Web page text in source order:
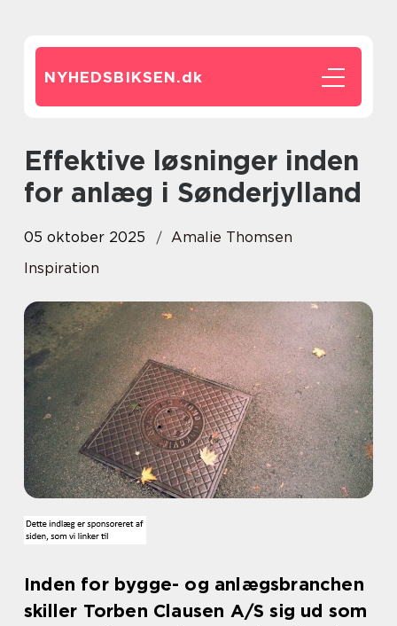
NYHEDSBIKSEN.dk
Effektive løsninger inden
for anlæg i Sønderjylland
05 oktober 2025
Amalie Thomsen
Inspiration
Inden for bygge- og anlægsbranchen
skiller Torben Clausen A/S sig ud som